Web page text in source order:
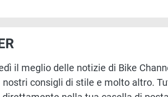
il meglio delle notizie di Bike
nostri consigli di stile e molto altro.